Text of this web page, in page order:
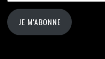
JE M'ABONNE